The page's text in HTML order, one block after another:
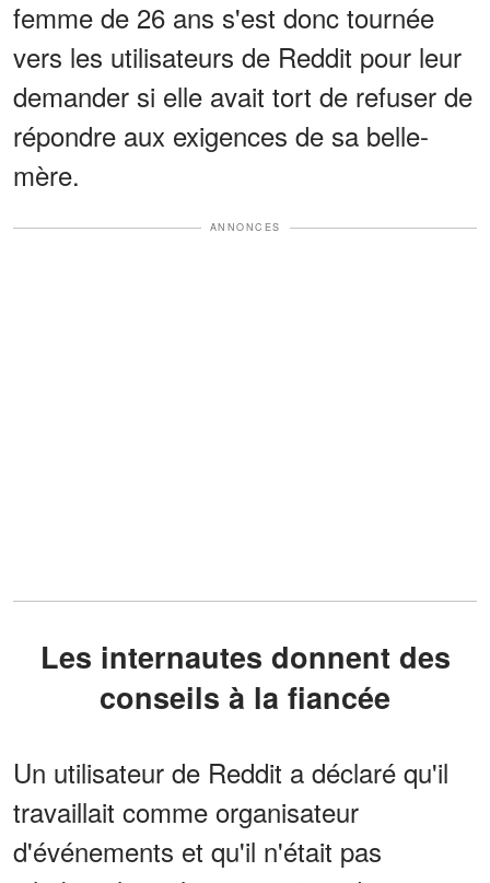
femme de 26 ans s'est donc tournée
vers les utilisateurs de Reddit pour leur
demander si elle avait tort de refuser de
répondre aux exigences de sa belle-
mère.
ANNONCES
Les internautes donnent des
conseils à la fiancée
Un utilisateur de Reddit a déclaré qu'il
travaillait comme organisateur
d'événements et qu'il n'était pas